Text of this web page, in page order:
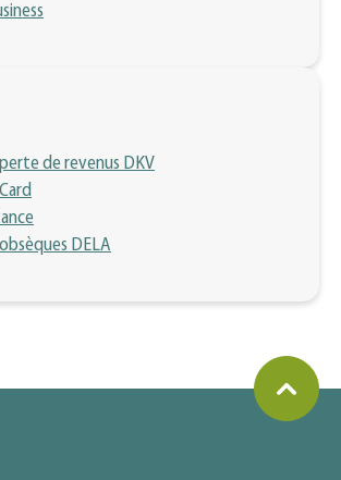
de revenus DKV
DELA